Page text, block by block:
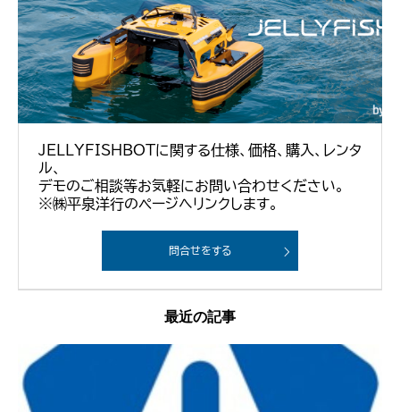
JELLYFISHBOTに関する仕様、価格、購入、レンタ
ル、
デモのご相談等お気軽にお問い合わせください。
※㈱平泉洋行のページへリンクします。
問合せをする
最近の記事